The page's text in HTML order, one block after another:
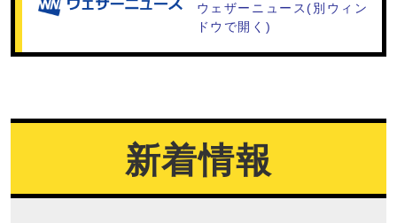
ウェザーニュース(別ウィン
ドウで開く)
新着情報